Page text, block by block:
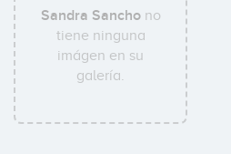
Sandra Sanchono
tiene ninguna
imágen en su
galería.